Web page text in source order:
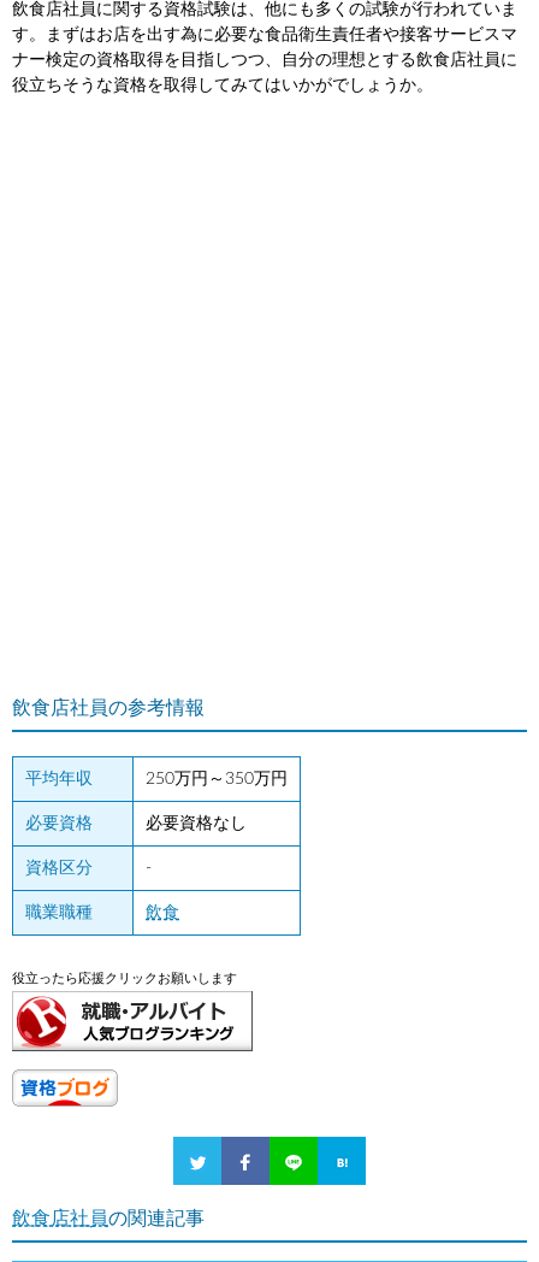
飲食店社員に関する資格試験は、他にも多くの試験が行われていま
す。まずはお店を出す為に必要な食品衛生責任者や接客サービスマ
ナー検定の資格取得を目指しつつ、自分の理想とする飲食店社員に
役立ちそうな資格を取得してみてはいかがでしょうか。
飲食店社員の参考情報
平均年収 250万円～350万円
必要資格 必要資格なし
資格区分 -
職業職種 飲食
役立ったら応援クリックお願いします
飲食店社員の関連記事